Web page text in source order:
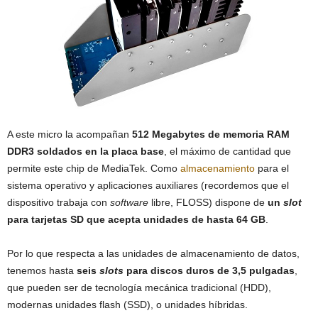
A este micro la acompañan 512 Megabytes de memoria RAM
DDR3 soldados en la placa base , el máximo de cantidad que
permite este chip de MediaTek. Como almacenamiento para el
sistema operativo y aplicaciones auxiliares (recordemos que el
dispositivo trabaja con software libre, FLOSS) dispone de un slot
para tarjetas SD que acepta unidades de hasta 64 GB
Por lo que respecta a las unidades de almacenamiento de datos,
tenemos hasta seis slots para discos duros de 3,5 pulgadas
que pueden ser de tecnología mecánica tradicional (HDD),
modernas unidades flash (SSD), o unidades híbridas.